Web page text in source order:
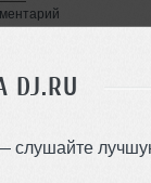
слушайте
mix! ???